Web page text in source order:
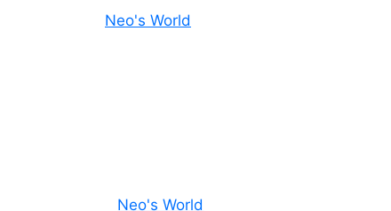
Neo's World
Neo's World